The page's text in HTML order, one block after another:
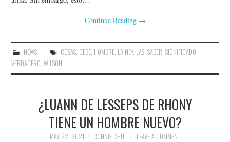
Continue Reading →
NEWS COSAS, DEBE, HOMBRE, LAINEY, LAS, SABER, SIGNIFICADO,
VERDADERO,WILSON
¿LUANN DE LESSEPS DE RHONY
TIENE UN HOMBRE NUEVO?
MAY 22, 2021 CONNIE CHU LEAVE A COMMENT